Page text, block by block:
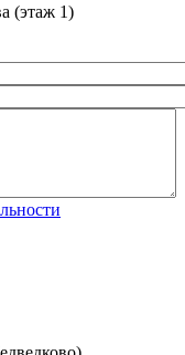
(этаж 1)
*